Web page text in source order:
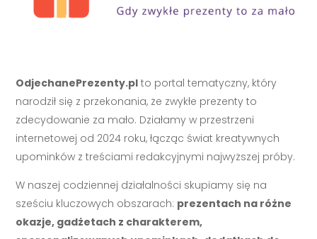
OdjechanePrezenty.pl to portal tematyczny, który
narodził się z przekonania, że zwykłe prezenty to
zdecydowanie za mało. Działamy w przestrzeni
internetowej od 2024 roku, łącząc świat kreatywnych
upominków z treściami redakcyjnymi najwyższej próby.
W naszej codziennej działalności skupiamy się na
sześciu kluczowych obszarach: prezentach na różne
okazje, gadżetach z charakterem,